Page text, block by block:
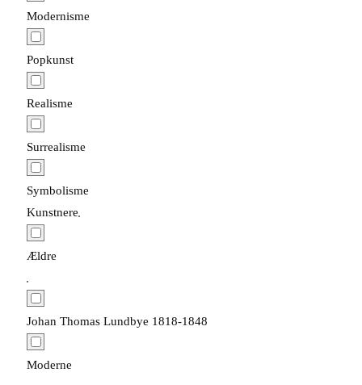
Modernisme
Popkunst
Realisme
Surrealisme
Symbolisme
Kunstnere
Ældre
Johan Thomas Lundbye 1818-1848
Moderne